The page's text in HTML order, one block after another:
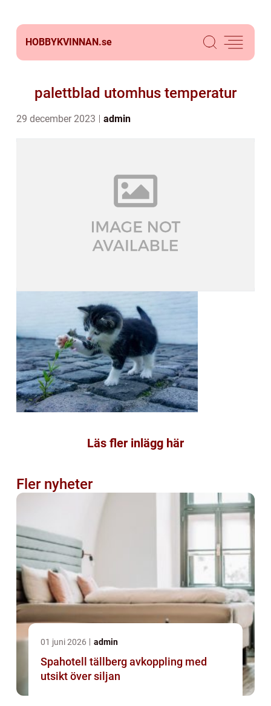
HOBBYKVINNAN.se
palettblad utomhus temperatur
29 december 2023 admin
Läs fler inlägg här
Fler nyheter
01 juni 2026 admin
Spahotell tällberg avkoppling med
utsikt över siljan